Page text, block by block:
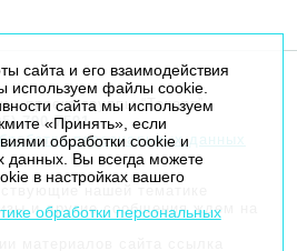
проект группы “Текарт”.
790-7591
персональных данных
нашей тематике
и другие сообщения ждем на
материалов сайта ссылка
сайта и его взаимодействия
используем файлы cookie.
сайта мы используем
«Принять», если
обработки cookie и
данных. Вы всегда можете
в настройках вашего
обработки персональных